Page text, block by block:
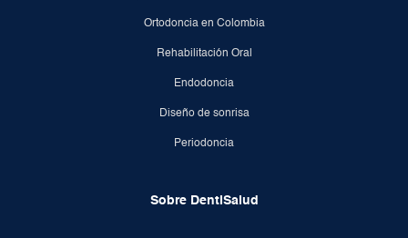
Ortodoncia en Colombia
Rehabilitación Oral
Endodoncia
Diseño de sonrisa
Periodoncia
Sobre DentiSalud